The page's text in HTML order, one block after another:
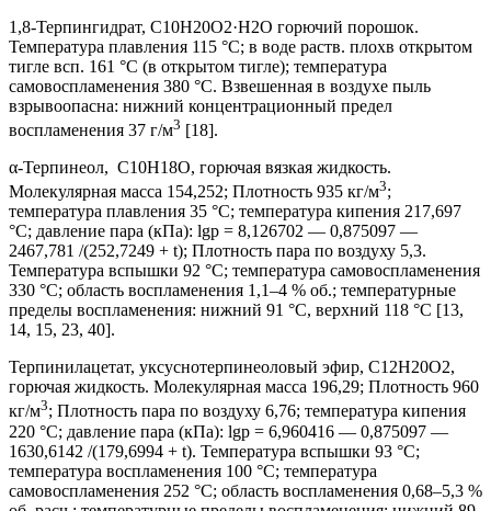
1,8-Терпингидрат, C10H20O2·H2O горючий порошок.
Температура плавления 115 °С; в воде раств. плохв открытом
тигле всп. 161 °С (в открытом тигле); температура
самовоспламенения 380 °С. Взвешенная в воздухе пыль
взрывоопасна: нижний концентрационный предел
воспламенения 37 г/м3 [18].
α-Терпинеол, C10H18O, горючая вязкая жидкость.
Молекулярная масса 154,252; Плотность 935 кг/м3;
температура плавления 35 °С; температура кипения 217,697
°С; давление пара (кПа): lgp = 8,126702 — 0,875097 —
2467,781 /(252,7249 + t); Плотность пара по воздуху 5,3.
Температура вспышки 92 °С; температура самовоспламенения
330 °С; область воспламенения 1,1–4 % об.; температурные
пределы воспламенения: нижний 91 °С, верхний 118 °С [13,
14, 15, 23, 40].
Терпинилацетат, уксуснотерпинеоловый эфир, C12H20O2,
горючая жидкость. Молекулярная масса 196,29; Плотность 960
кг/м3; Плотность пара по воздуху 6,76; температура кипения
220 °С; давление пара (кПа): lgp = 6,960416 — 0,875097 —
1630,6142 /(179,6994 + t). Температура вспышки 93 °С;
температура воспламенения 100 °С; температура
самовоспламенения 252 °С; область воспламенения 0,68–5,3 %